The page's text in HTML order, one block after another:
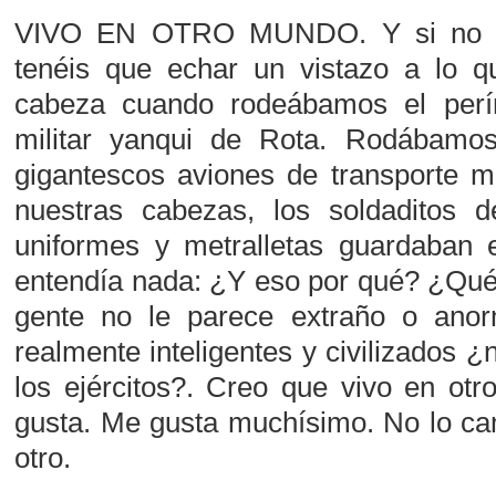
VIVO EN OTRO MUNDO. Y si
tenéis que echar un vistazo a lo
cabeza cuando rodeábamos el
militar yanqui de Rota.
gigantescos aviones de transporte
nuestras cabezas, los soldaditos
uniformes y metralletas
entendía nada: ¿Y eso por qué?
gente no le parece extraño o
realmente inteligentes y civilizados
los ejércitos?. Creo que vivo en
gusta. Me gusta muchísimo. No lo
otro.